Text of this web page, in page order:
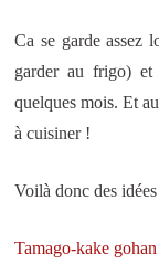
Ca se garde assez
garder au frigo) et
quelques mois. Et
à cuisiner !
Voilà donc des
Tamago-kake gohan